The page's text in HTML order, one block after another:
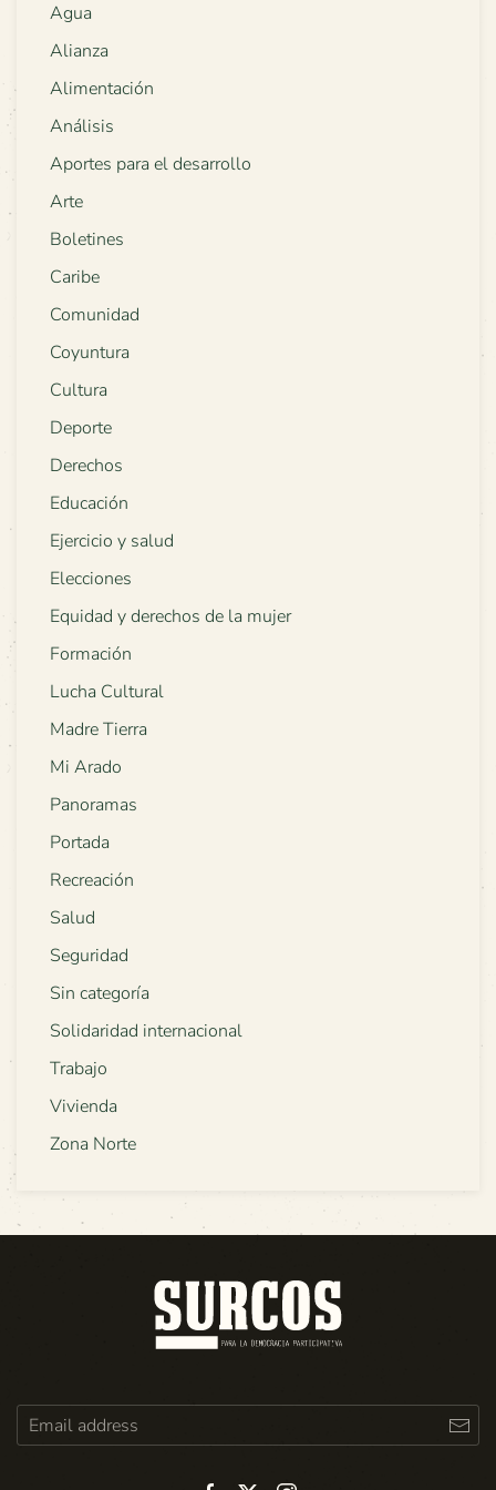
Agua
Alianza
Alimentación
Análisis
Aportes para el desarrollo
Arte
Boletines
Caribe
Comunidad
Coyuntura
Cultura
Deporte
Derechos
Educación
Ejercicio y salud
Elecciones
Equidad y derechos de la mujer
Formación
Lucha Cultural
Madre Tierra
Mi Arado
Panoramas
Portada
Recreación
Salud
Seguridad
Sin categoría
Solidaridad internacional
Trabajo
Vivienda
Zona Norte